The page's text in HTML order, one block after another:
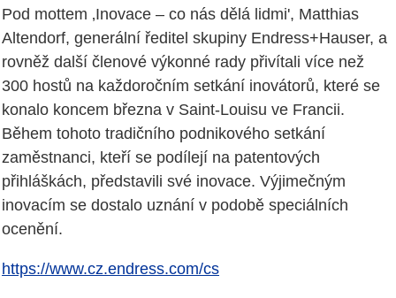
Pod mottem ‚Inovace – co nás dělá lidmi', Matthias
Altendorf, generální ředitel skupiny Endress+Hauser, a
rovněž další členové výkonné rady přivítali více než
300 hostů na každoročním setkání inovátorů, které se
konalo koncem března v Saint-Louisu ve Francii.
Během tohoto tradičního podnikového setkání
zaměstnanci, kteří se podílejí na patentových
přihláškách, představili své inovace. Výjimečným
inovacím se dostalo uznání v podobě speciálních
ocenění.
https://www.cz.endress.com/cs